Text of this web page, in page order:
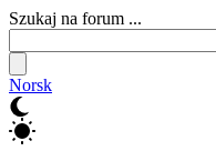
Szukaj na forum ...
Norsk